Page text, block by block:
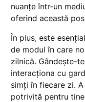
nuanțe într-un
oferind această
În plus, este
de modul în care
zilnică. Gândește-
interacționa cu
simți în fiecare zi.
potrivită pentru